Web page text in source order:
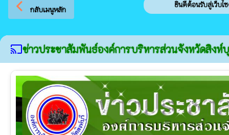
arrow_back_ios กลับเมนูหลัก
ยินดีต้อนรับสู่เว็บไซต์ของ อง
castข่าวประชาสัมพันธ์องค์การบริหารส่วนจังหวัดสิงห์